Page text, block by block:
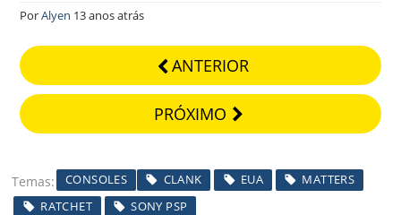
PorAlyen 13 anos atrás
ANTERIOR
PRÓXIMO
Temas CONSOLES CLANK EUA
MATTERS
RATCHET
SONY PSP